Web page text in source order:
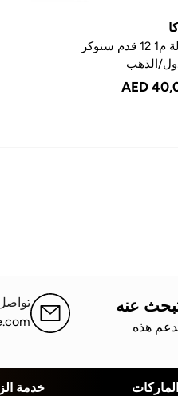
بطولة م1 12 قدم سنوكر
الذهب
AED
عنه
هذه
خدمة